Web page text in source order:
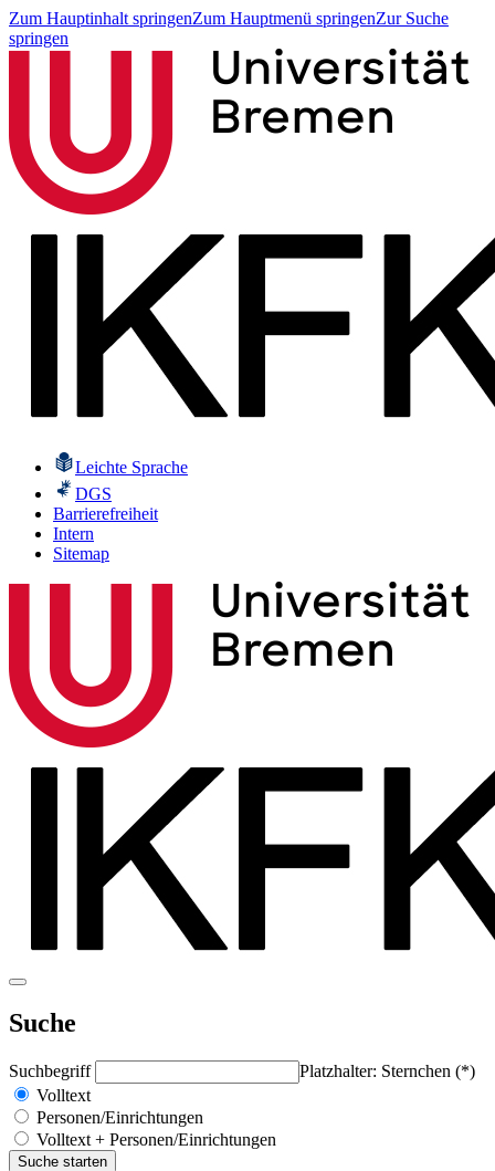
Zum Hauptinhalt springenZum Hauptmenü springenZur Suche
springen
Leichte Sprache
DGS
Barrierefreiheit
Intern
Sitemap
Suche
Suchbegriff
Platzhalter: Sternchen (*)
Volltext
Personen/Einrichtungen
Volltext + Personen/Einrichtungen